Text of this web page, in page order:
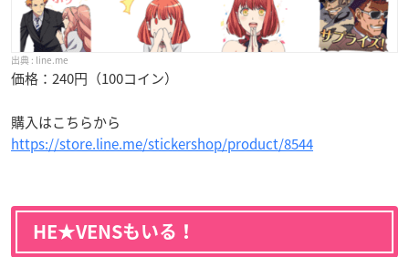
line.me
価格：240円（100コイン）
購入はこちらから
https://store.line.me/stickershop/product/8544
HE★VENSもいる！